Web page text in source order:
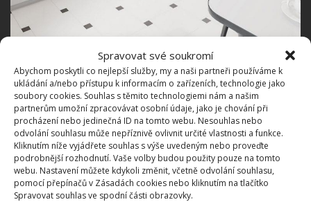
Spravovat své soukromí
Abychom poskytli co nejlepší služby, my a naši partneři používáme k
ukládání a/nebo přístupu k informacím o zařízeních, technologie jako
soubory cookies. Souhlas s těmito technologiemi nám a našim
partnerům umožní zpracovávat osobní údaje, jako je chování při
procházení nebo jedinečná ID na tomto webu. Nesouhlas nebo
odvolání souhlasu může nepříznivě ovlivnit určité vlastnosti a funkce.
Kliknutím níže vyjádřete souhlas s výše uvedeným nebo proveďte
podrobnější rozhodnutí. Vaše volby budou použity pouze na tomto
webu. Nastavení můžete kdykoli změnit, včetně odvolání souhlasu,
pomocí přepínačů v Zásadách cookies nebo kliknutím na tlačítko
Spravovat souhlas ve spodní části obrazovky.
Útulný na každém kroku
I když jsou použity pouze věci z běžných obchodů a i
když dominuje světlá barva, tak tento dvoupokojový
byt vypadá skutečně útulně. Vliv na to má také řada
dekorací, které jsou po celém interiéru umístěny. A i
tady mluvíme o levných prvcích, které se dají koupit
ve specializovaném obchodním domě. To opět